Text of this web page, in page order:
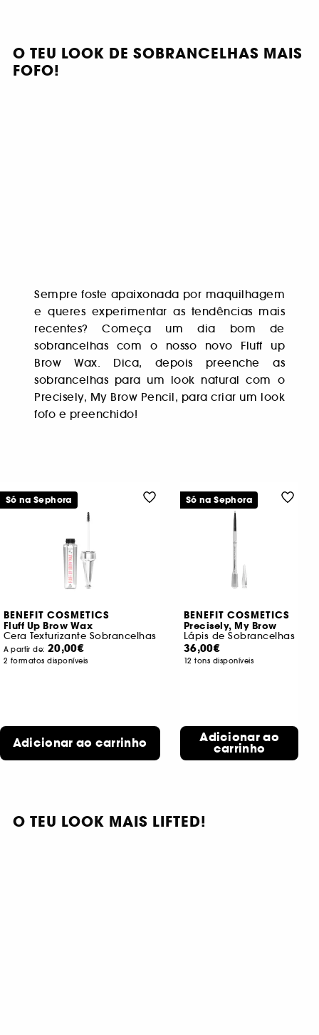
O TEU LOOK DE SOBRANCELHAS MAIS
FOFO!
Sempre foste apaixonada por maquilhagem
e queres experimentar as tendências mais
recentes? Começa um dia bom de
sobrancelhas com o nosso novo Fluff up
Brow Wax. Dica, depois preenche as
sobrancelhas para um look natural com o
Precisely, My Brow Pencil, para criar um look
fofo e preenchido!
BENEFIT COSMETICS
Fluff Up Brow Wax
Cera Texturizante Sobrancelhas
A partir de: 20,00€
2 formatos disponíveis
Adicionar ao carrinho
Só na Sephora
BENEFIT COSMETICS
Precisely, My Brow
Lápis de Sobrancelhas
36,00€
12 tons disponíveis
Adicionar ao
carrinho
Só na Sephora
O TEU LOOK MAIS LIFTED!